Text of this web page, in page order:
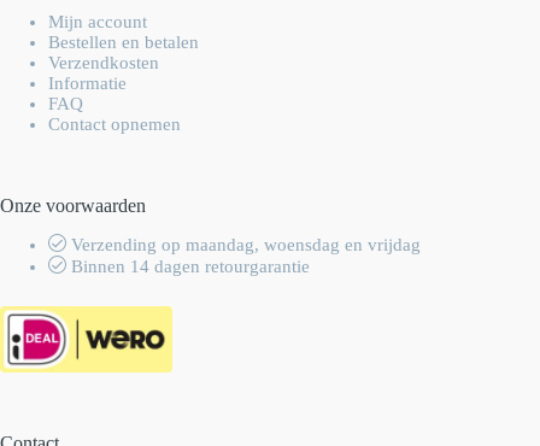
Mijn account
Bestellen en betalen
Verzendkosten
Informatie
FAQ
Contact opnemen
Onze voorwaarden
Verzending op maandag, woensdag en vrijdag
Binnen 14 dagen retourgarantie